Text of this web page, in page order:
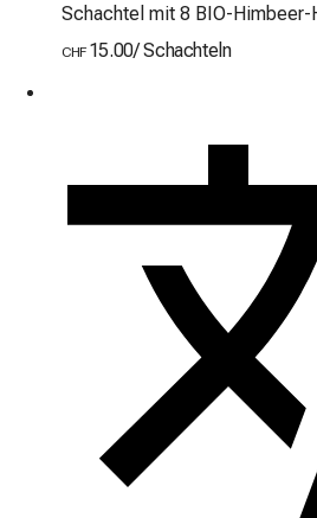
Schachtel mit 8 BIO-Himbeer-
CHF 15.00/ Schachteln